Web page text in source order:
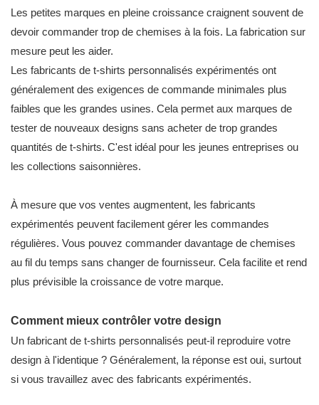
Les petites marques en pleine croissance craignent souvent de
devoir commander trop de chemises à la fois. La fabrication sur
mesure peut les aider.
Les fabricants de t-shirts personnalisés expérimentés ont
généralement des exigences de commande minimales plus
faibles que les grandes usines. Cela permet aux marques de
tester de nouveaux designs sans acheter de trop grandes
quantités de t-shirts. C'est idéal pour les jeunes entreprises ou
les collections saisonnières.
À mesure que vos ventes augmentent, les fabricants
expérimentés peuvent facilement gérer les commandes
régulières. Vous pouvez commander davantage de chemises
au fil du temps sans changer de fournisseur. Cela facilite et rend
plus prévisible la croissance de votre marque.
Comment mieux contrôler votre design
Un fabricant de t-shirts personnalisés peut-il reproduire votre
design à l'identique ? Généralement, la réponse est oui, surtout
si vous travaillez avec des fabricants expérimentés.